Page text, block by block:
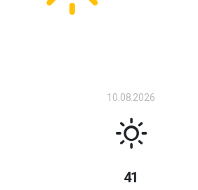
10.08.2026
41